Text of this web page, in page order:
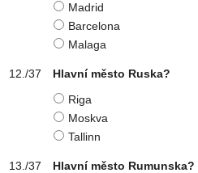
Madrid
Barcelona
Malaga
Hlavní město Ruska?
Riga
Moskva
Tallinn
Hlavní město Rumunska?